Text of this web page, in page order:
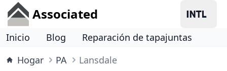
Associated
Inicio Blog
Reparación de tapajuntas
Hogar
PA Lansdale